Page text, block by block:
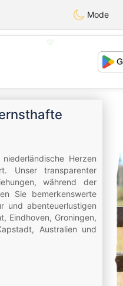
Mode
Herzen
Unser transparenter
während der
Sie bemerkenswerte
und abenteuerlustigen
Eindhoven, Groningen,
Australien und